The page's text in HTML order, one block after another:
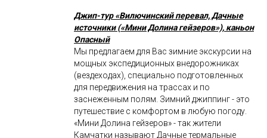
Джип-тур «Вилючинский перевал, Дачные
источники («Мини Долина гейзеров»), каньон
Опасный
Мы предлагаем для Вас зимние экскурсии на
мощных экспедиционных внедорожниках
(вездеходах), специально подготовленных
для передвижения на трассах и по
заснеженным полям. Зимний джиппинг - это
путешествие с комфортом в любую погоду.
«Мини Долина гейзеров» - так жители
Камчатки называют Дачные термальные